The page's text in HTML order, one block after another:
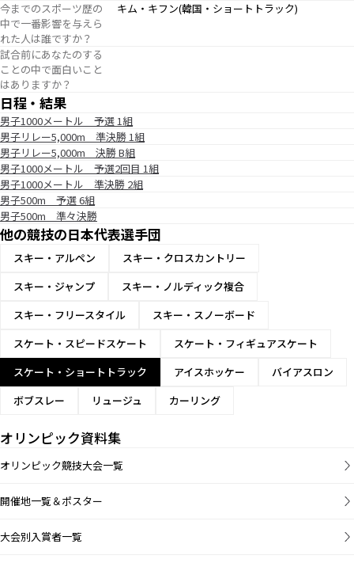
今までのスポーツ歴の
中で一番影響を与えら
れた人は誰ですか？
キム・キフン(韓国・ショートトラック)
試合前にあなたのする
ことの中で面白いこと
はありますか？
日程・結果
男子1000メートル 予選 1組
男子リレー5,000m 準決勝 1組
男子リレー5,000m 決勝 B組
男子1000メートル 予選2回目 1組
男子1000メートル 準決勝 2組
男子500m 予選 6組
男子500m 準々決勝
他の競技の日本代表選手団
スキー・アルペン
スキー・クロスカントリー
スキー・ジャンプ
スキー・ノルディック複合
スキー・フリースタイル
スキー・スノーボード
スケート・スピードスケート
スケート・フィギュアスケート
スケート・ショートトラック
アイスホッケー
バイアスロン
ボブスレー
リュージュ カーリング
オリンピック資料集
オリンピック競技大会一覧
開催地一覧＆ポスター
大会別入賞者一覧